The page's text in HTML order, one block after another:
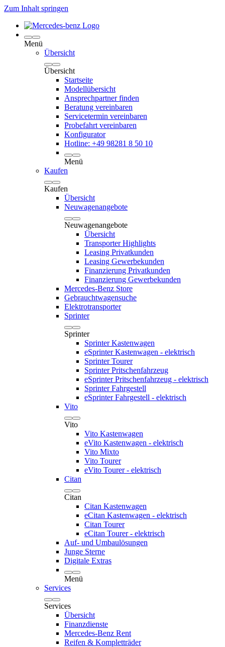
Zum Inhalt springen
Menü
Übersicht
Übersicht
Startseite
Modellübersicht
Ansprechpartner finden
Beratung vereinbaren
Servicetermin vereinbaren
Probefahrt vereinbaren
Konfigurator
Hotline: +49 98281 8 50 10
Menü
Kaufen
Kaufen
Übersicht
Neuwagenangebote
Neuwagenangebote
Übersicht
Transporter Highlights
Leasing Privatkunden
Leasing Gewerbekunden
Finanzierung Privatkunden
Finanzierung Gewerbekunden
Mercedes-Benz Store
Gebrauchtwagensuche
Elektrotransporter
Sprinter
Sprinter
Sprinter Kastenwagen
eSprinter Kastenwagen - elektrisch
Sprinter Tourer
Sprinter Pritschenfahrzeug
eSprinter Pritschenfahrzeug - elektrisch
Sprinter Fahrgestell
eSprinter Fahrgestell - elektrisch
Vito
Vito
Vito Kastenwagen
eVito Kastenwagen - elektrisch
Vito Mixto
Vito Tourer
eVito Tourer - elektrisch
Citan
Citan
Citan Kastenwagen
eCitan Kastenwagen - elektrisch
Citan Tourer
eCitan Tourer - elektrisch
Auf- und Umbaulösungen
Junge Sterne
Digitale Extras
Menü
Services
Services
Übersicht
Finanzdienste
Mercedes-Benz Rent
Reifen & Kompletträder